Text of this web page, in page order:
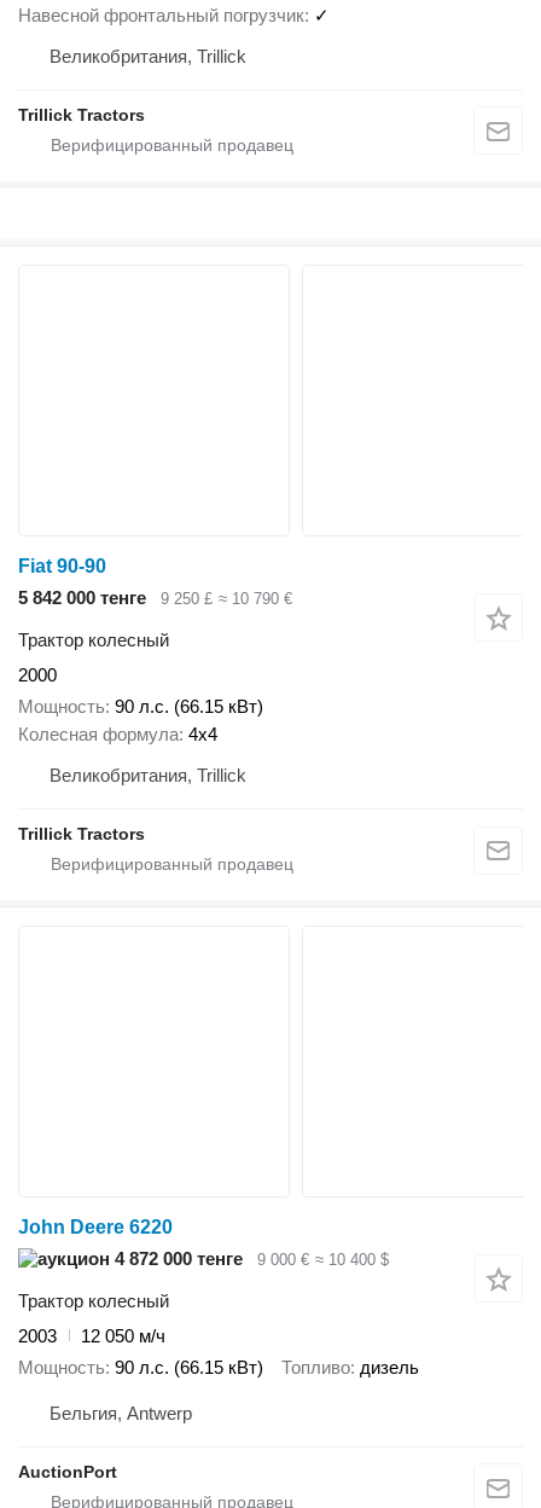
Навесной фронтальный погрузчик ✓
Великобритания, Trillick
Trillick Tractors
Fiat 90-90
5 842 000 тенге
9 250 £ ≈ 10 790 €
Трактор колесный
2000
Мощность 90 л.с. (66.15 кВт)
Колесная формула 4x4
Великобритания, Trillick
Trillick Tractors
John Deere 6220
4 872 000 тенге
9 000 € ≈ 10 400 $
Трактор колесный
2003
12 050 м/ч
Мощность 90 л.с. (66.15 кВт) Топливо дизель
Бельгия, Antwerp
AuctionPort